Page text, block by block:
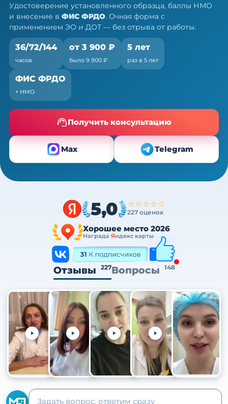
работы
Удостоверение установленного образца, баллы НМО
и внесение в ФИС ФРДО. Очная форма с
применением ЭО и ДОТ — без отрыва от работы.
36/72/144
часов
от 3 900 ₽
было 9 900 ₽
5 лет
раз в 5 лет
ФИС ФРДО
+ НМО
Получить консультацию
Max Telegram
5,0 227 оценок
Хорошее место 2026
Награда Яндекс карты
Отзывы 227Вопросы 148
+105